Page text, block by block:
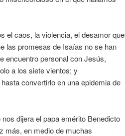
el caos, la violencia, el desamor que
las promesas de Isaías no se han
encuentro personal con Jesús,
a los siete vientos; y
convertirlo en una epidemia de
dijera el papa emérito Benedicto
más, en medio de muchas